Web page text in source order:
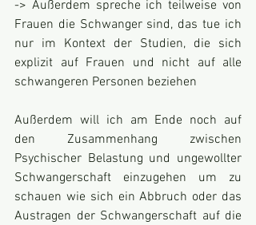
-> Außerdem spreche ich teilweise von
Frauen die Schwanger sind, das tue ich
nur im Kontext der Studien, die sich
explizit auf Frauen und nicht auf alle
schwangeren Personen beziehen
Außerdem will ich am Ende noch auf
den Zusammenhang zwischen
Psychischer Belastung und ungewollter
Schwangerschaft einzugehen um zu
schauen wie sich ein Abbruch oder das
Austragen der Schwangerschaft auf die